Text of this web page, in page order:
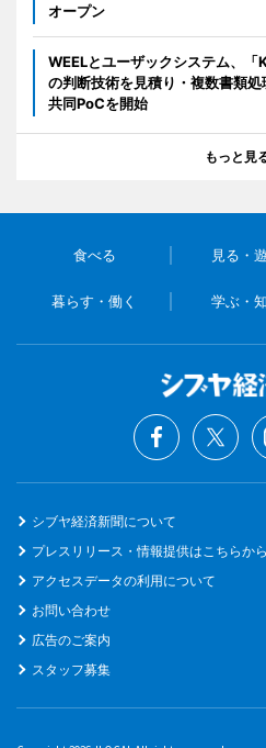
オープン
WEELとユーザックシステム、
の判断技術を見積り・複数書類
共同PoCを開始
もっと見
食べる 見る・
暮らす・働く 学ぶ・
シブヤ経済新聞について
プレスリリース・情報提供はこちらから
アクセスデータの利用について
お問い合わせ
広告のご案内
スタッフ募集